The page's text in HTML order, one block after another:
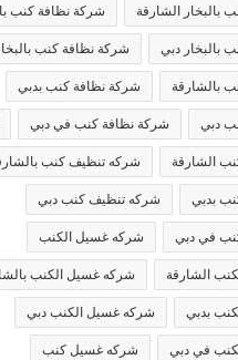
بالبخار الشارقة شركة نظافة كنب
بالبخار دبي شركة نظافة كنب
بالشارقة شركة نظافة كنب بدبي
دبي شركة نظافة كنب في دبي
الشارقة شركه تنظيف كنب
بدبي شركه تنظيف كنب دبي
في دبي شركه غسيل الكنب
الشارقة شركه غسيل الكنب
بدبي شركه غسيل الكنب دبي
في دبي شركه غسيل كنب